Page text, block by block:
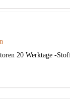
20 Werktage -